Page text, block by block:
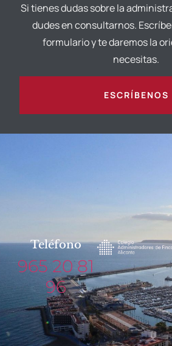
Si tienes dudas sobre la
dudes en consultarnos.
formulario y te daremos la
necesitas.
ESCRÍBENOS
Teléfono
965 20 81
96